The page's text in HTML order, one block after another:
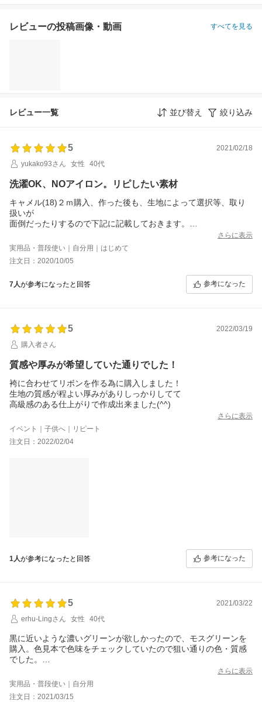
レビューの投稿画像・動画 すべてを見る
レビュー一覧 並び替え 絞り込み
5
2021/02/18
yukako93さん
女性 40代
洗濯OK、NOアイロン。リピしたい素材
キャメル(18)２ｍ購入、作った後も、生地によって選択等、取り
扱いが
面倒だったりするので下記に記載しておきます。
身長159ｃｍ細身です。自分用に長袖のシャツワンピが作れまし
た。
生地：しっとり、光沢感はなくマットな感じですが、重厚感があ
るしっかり素材。
厚さ：裏地不要で着れる（透けない）
さらに表示
実用品・普段使い｜自分用｜はじめて
注文日：2020/10/05
7人が参考になったと回答 参考になった
5
2022/03/19
購入者さん
質感や厚みが希望していた通りでした！
袴に合わせてリボンを作る為に購入しました！
生地の質感が程よい厚みがありしっかりしてて
高級感のある仕上がりで作成出来ました(^^)
さらに表示
イベント｜子供へ｜リピート
注文日：2022/02/04
1人が参考になったと回答 参考になった
5
2021/03/22
erhu-Lingさん
女性 40代
黒に近いような濃いグリーンが欲しかったので、モスグリーンを
購入。色見本で色味をチェックしていたので狙い通りの色・質感
でした。
ウエストゴムのワイドパンツにしましたが、中厚地で高級感のあ
る布なので、カジュアル感は薄めで、ちょっとしたスーツかドレ
スの雰囲気になりました。生地の落ち感も良くてスタイルが良く
さらに表示
実用品・普段使い｜自分用
注文日：2021/03/15